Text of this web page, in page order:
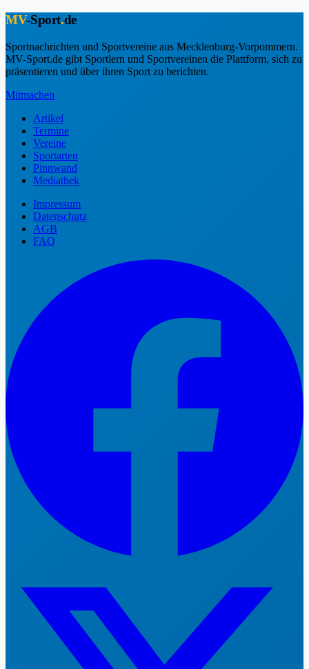
MV-Sport.de
Sportnachrichten und Sportvereine aus Mecklenburg-Vorpommern.
MV-Sport.de gibt Sportlern und Sportvereinen die Plattform, sich zu
präsentieren und über ihren Sport zu berichten.
Mitmachen
Artikel
Termine
Vereine
Sportarten
Pinnwand
Mediathek
Impressum
Datenschutz
AGB
FAQ